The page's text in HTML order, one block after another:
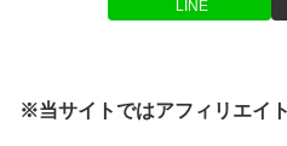
LINE
※当サイトではアフィリエイ